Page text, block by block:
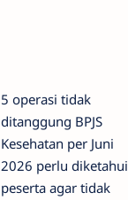
5 operasi tidak
ditanggung BPJS
Kesehatan per Juni
2026 perlu diketahui
peserta agar tidak